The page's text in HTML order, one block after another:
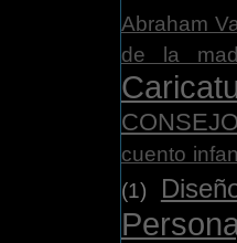
Abraham
de la
cuento
(1)